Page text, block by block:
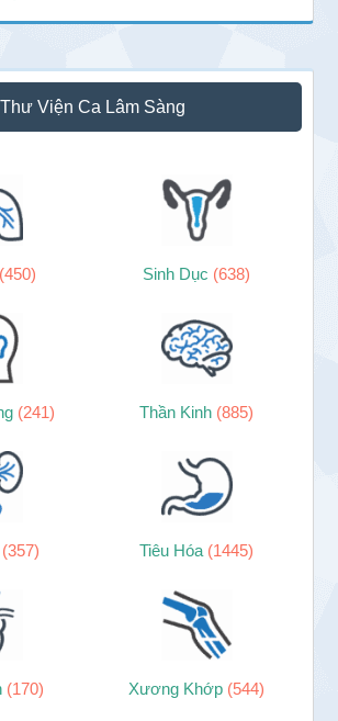
Thư Viện Ca Lâm Sàng
(450) Sinh Dục (638)
(241) Thần Kinh (885)
(357) Tiêu Hóa (1445)
(170) Xương Khớp (544)